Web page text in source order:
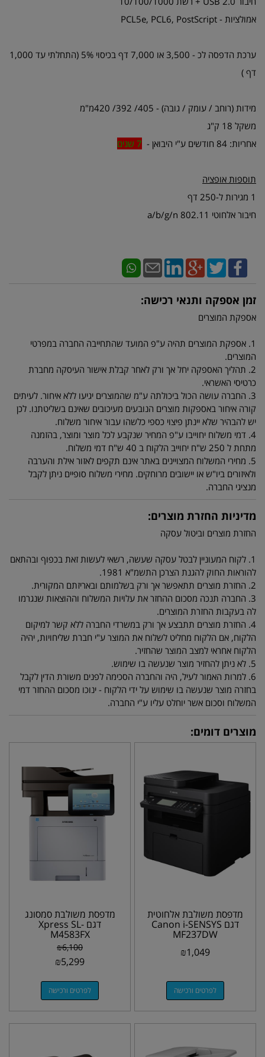
אמולציות - PCL5e, PCL6, PostScript
ערכת הדפסה לכ - 3,500 או 7,000 דף בכיסוי 5% (התחלתי עד 1,000
דף )
מידות (רוחב / עומק / גובה) - 405/ 392/ 420מ"מ
משקל 18 ק"ג
אחריות: 84 חודשים ע"י היבואן -
7 שנים
תוספות אופציה
1 מגירות ל-250 דף
חיבור אלחוטי 802.11 a/b/g/n
זמן אספקה ותנאי רכישה:
אספקת המוצרים
1. אספקת המוצרים תהיה ע"פ המועד שהתחייבה החברה במפרטי
המוצרים.
2. תהליך האספקה יחל אך ורק לאחר קבלת אישור העיסקה מחברת
כרטיסי האשראי.
3. החברה עושה הכול ביכולתה ע"מ שהמוצרים יגיעו ללא איחור. לעיתים
קורה איחור באספקות מוצרים הנובעים מעיכובים שאינם בשליטתנו. לכן
יש להבהיר שלא יינתן פיצוי כספי כלשהו עבור איחור משלוח.
4. דמי משלוח יחוייבו ע"פ המחיר שנקבע לכל מוצר ומוצר, בהזמנה
מתחת ל 250 ש"ח יחוייב הלקוח ב 40 ש"ח דמי משלוח.
5. מחירי המשלוח המצויינים באתר אינם תקפים לאזור אילת והערבה
ולאיזורים ביו"ש או יישובים מרוחקים. מחירי משלוח סופיים ניתן לקבל
מנציגי החברה.
מדיניות החזרת מוצרים:
החזרת מוצרים וביטול עסקה
1. לקוח המעוניין לבטל עסקה שעשה, רשאי לעשות זאת בכפוף ובהתאם
להוראות החוק להגנת הצרכן התשמ"א 1981.
2. החזרת מוצרים תתאפשר אך ורק בשלמותם ובאריזתם המקורית.
3. החברה תנכה מסכום ההחזר את עלויות המשלוח וההוצאות שנגרמו
לה בעקבות החזרת המוצרים.
4. החזרת מוצרים תתבצע אך ורק במשרדי החברה ללא קשר למיקום
הלקוח, אם הלקוח מחליט לשלוח את המוצר ע"י חברת שליחויות, יהיה
הלקוח אחראי למצב המוצר שהחזיר.
5. לא ניתן להחזיר מוצר שנעשה בו שימוש.
6. למרות האמור לעיל, היה והחברה הסכימה לפנים משורת הדין לקבל
בחזרה מוצר שנעשה בו שימוש על ידי הלקוח - ינוכו מסכום ההחזר דמי
המשלוח וסכום אשר יוחלט עליו ע"י החברה.
מוצרים דומים:
מדפסת משולבת אלחוטית
דגם Canon i-SENSYS
MF237DW
₪1,049
לפרטים ורכישה
מדפסת משולבת סמסונג
דגם Xpress SL-
M4583FX
₪6,100
₪5,299
לפרטים ורכישה